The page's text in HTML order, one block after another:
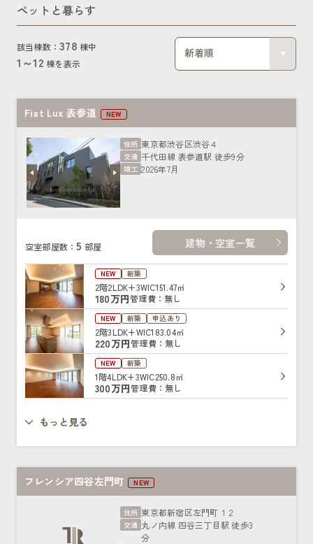
ペットと暮らす
該当棟数：378 棟中
1～12 棟を表示
Fiat Lux 表参道 NEW
住所 東京都渋谷区渋谷４
交通 千代田線 表参道駅 徒歩9分
竣工 2026年7月
空室部屋数：5 部屋 建物・空室一覧
NEW 新築
2階2LDK+3WIC151.47㎡
180万円管理費：無し
NEW 新築 申込あり
2階3LDK+WIC183.04㎡
220万円管理費：無し
NEW 新築
1階4LDK+3WIC250.8㎡
300万円管理費：無し
もっと見る
フレンシア四谷左門町 NEW
住所 東京都新宿区左門町１２
交通 丸ノ内線 四谷三丁目駅 徒歩3
分